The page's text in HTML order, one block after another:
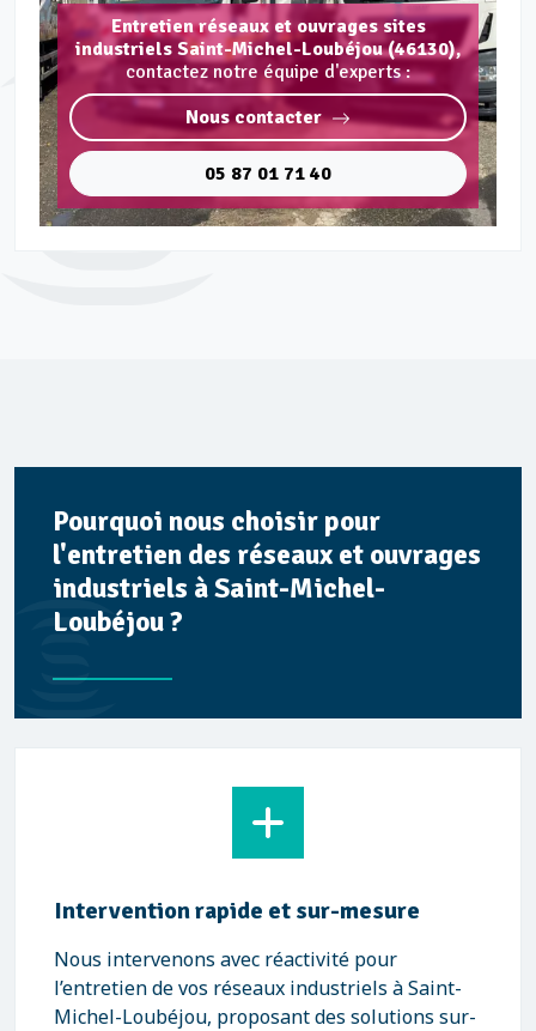
Entretien réseaux et ouvrages sites
industriels Saint-Michel-Loubéjou (46130),
contactez notre équipe d'experts :
Nous contacter
05 87 01 71 40
Pourquoi nous choisir pour
l'entretien des réseaux et ouvrages
industriels à Saint-Michel-
Loubéjou ?
Intervention rapide et sur-mesure
Nous intervenons avec réactivité pour
l’entretien de vos réseaux industriels à Saint-
Michel-Loubéjou, proposant des solutions sur-